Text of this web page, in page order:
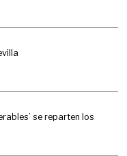
se reparten los